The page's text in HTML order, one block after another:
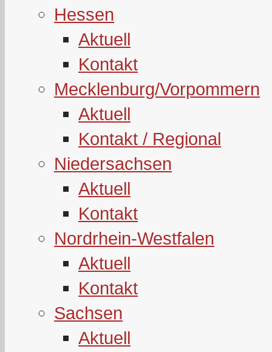
Hessen
Aktuell
Kontakt
Mecklenburg/Vorpommern
Aktuell
Kontakt / Regional
Niedersachsen
Aktuell
Kontakt
Nordrhein-Westfalen
Aktuell
Kontakt
Sachsen
Aktuell